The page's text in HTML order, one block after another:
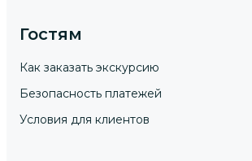
Гостям
Как заказать экскурсию
Безопасность платежей
Условия для клиентов